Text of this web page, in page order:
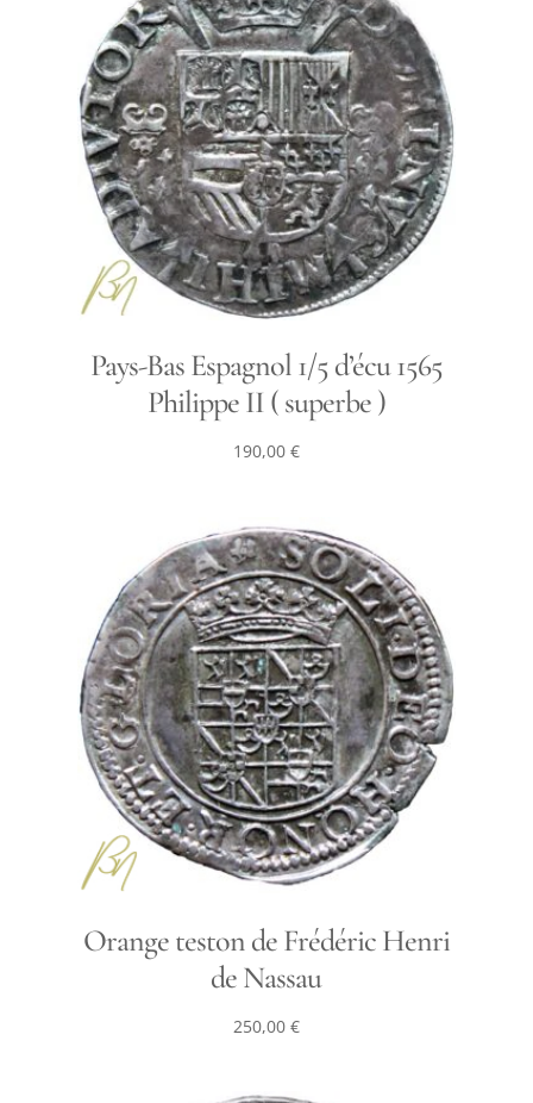
Pays-Bas Espagnol 1/5 d’écu 1565
Philippe II ( superbe )
190,00 €
Orange teston de Frédéric Henri
de Nassau
250,00 €